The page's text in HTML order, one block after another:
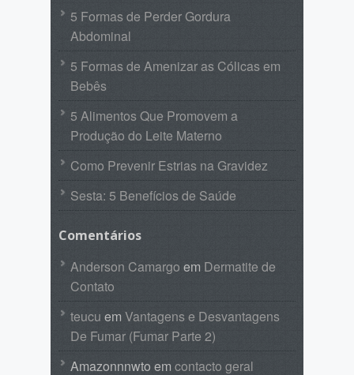
5 Formas de Perder Gordura
Abdominal
5 Formas de Amenizar as Cólicas em
Bebês
5 Alimentos Que Promovem a
Produção do Leite Materno
Como Prevenir Estrias na Gravidez
Sesta: 5 Benefícios de Saúde
Comentários
Anderson Camargo em Dermatite de
Contato
teucu em Vantagens e Desvantagens
De Fumar (Fumar Parte 2)
Amazonnnwto emcontacto geral